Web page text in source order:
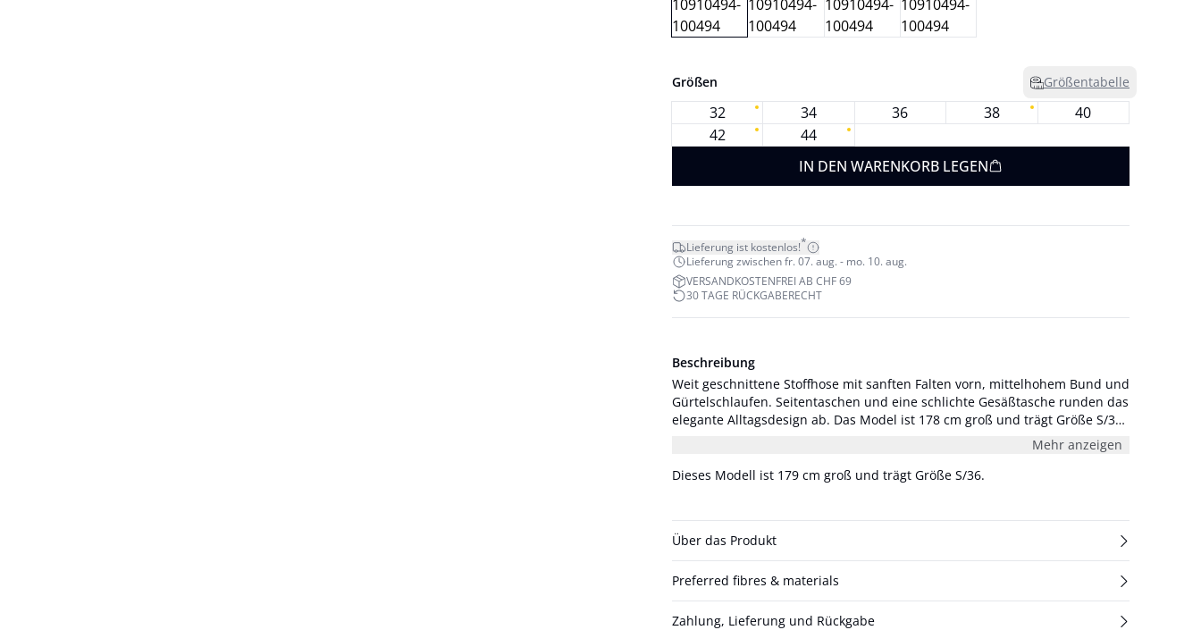
Größen Größentabelle
32 34 36 38
40
42
44
IN DEN WARENKORB LEGEN
Lieferung ist kostenlos!*
Lieferung zwischen fr. 07. aug. - mo. 10. aug.
VERSANDKOSTENFREI AB CHF 69
30 TAGE RÜCKGABERECHT
Beschreibung
Weit geschnittene Stoffhose mit sanften Falten vorn, mittelhohem Bund und
Gürtelschlaufen. Seitentaschen und eine schlichte Gesäßtasche runden das
elegante Alltagsdesign ab. Das Model ist 178 cm groß und trägt Größe S/36.
Maße Größe 36/S/27: Taille 74 cm und Innenbeinlänge 81 cm.Mehr anzeigen
Dieses Modell ist 179 cm groß und trägt Größe S/36.
Über das Produkt
Preferred fibres & materials
Zahlung, Lieferung und Rückgabe